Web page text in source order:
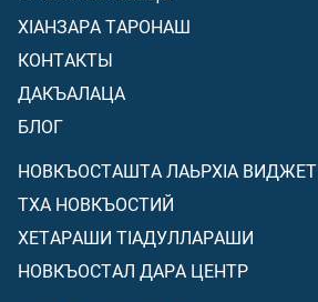
ХIАНЗАРА ТАРОНАШ
КОНТАКТЫ
ДАКЪАЛАЦА
БЛОГ
НОВКЪОСТАШТА ЛАЬРХIА ВИДЖЕТ
ТХА НОВКЪОСТИЙ
ХЕТАРАШИ ТIАДУЛЛАРАШИ
НОВКЪОСТАЛ ДАРА ЦЕНТР